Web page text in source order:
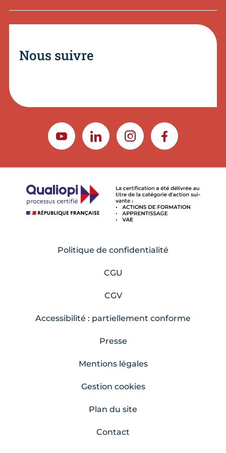
Nous suivre
YOUTUBELINKEDININSTAGRAMFACEBOOK
Politique de confidentialité
CGU
CGV
Accessibilité : partiellement conforme
Presse
Mentions légales
Gestion cookies
Plan du site
Contact